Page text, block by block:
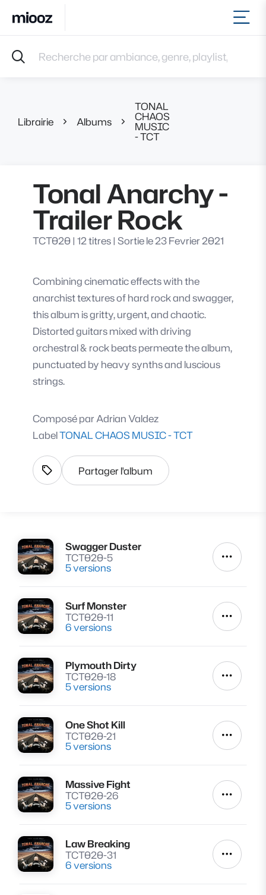
Accueil
Musiques
Contact
Librairie Albums
TONAL
CHAOS
MUSIC
- TCT
Tonal Anarchy -
Trailer Rock
TCT020| 12 titres| Sortie le 23 Fevrier 2021
Combining cinematic effects with the
anarchist textures of hard rock and swagger,
this album is gritty, urgent, and chaotic.
Distorted guitars mixed with driving
orchestral & rock beats permeate the album,
punctuated by heavy synths and luscious
strings.
Composé parAdrian Valdez
LabelTONAL CHAOS MUSIC - TCT
Afficher les tags
Partager l'album
Lire
Swagger Duster
TCT020-5
5 versions Autres
Lire
Surf Monster
TCT020-11
6 versions Autres
Lire
Plymouth Dirty
TCT020-18
5 versions Autres
Lire
One Shot Kill
TCT020-21
5 versions Autres
Lire
Massive Fight
TCT020-26
5 versions Autres
Lire
Law Breaking
TCT020-31
6 versions Autres